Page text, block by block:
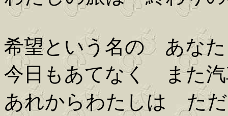
希望という名の あな
今日もあてなく また汽
あれからわたしは た